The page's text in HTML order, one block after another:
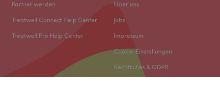
Partner werden
Treatwell Connect Help Center
Treatwell Pro Help Center
Über uns
Jobs
Impressum
Cookie-Einstellungen
Rechtliches & GDPR